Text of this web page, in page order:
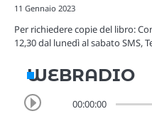
11 Gennaio 2023
Per richiedere copie del libro:
12,30 dal lunedì al sabato SMS,
WEBRADIO
00:00:00